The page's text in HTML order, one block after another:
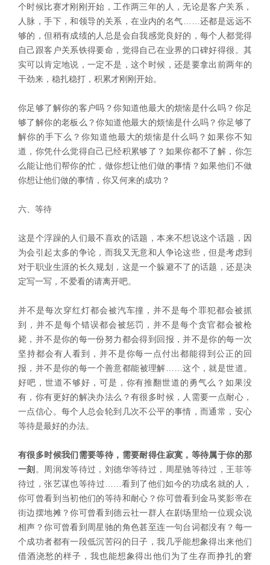
个时候比赛才刚刚开始，工作两三年的人，无论是客户关系，
人脉，手下，和领导的关系，在业内的名气……还都是远远不
够的，但稍有成绩的人总是会自我感觉良好的，每个人都觉得
自己跟客户关系铁得要命，觉得自己在业界的口碑好得很。其
实可以肯定地说，一定不是，这个时候，还是要拿出前两年的
干劲来，稳扎稳打，积累才刚刚开始。
你足够了解你的客户吗？你知道他最大的烦恼是什么吗？你足
够了解你的老板么？你知道他最大的烦恼是什么吗？你足够了
解你的手下么？你知道他最大的烦恼是什么吗？如果你不知
道，你凭什么觉得自己已经积累够了？如果你都不了解，你怎
么能让他们帮你的忙，做你想让他们做的事情？如果他们不做
你想让他们做的事情，你又何来的成功？
六、等待
这是个浮躁的人们最不喜欢的话题，本来不想说这个话题，因
为会引起太多的争论，而我又无意和人争论这些，但是考虑到
对于职业生涯的长久规划，这是一个躲避不了的话题，还是决
定写一写，不爱看的请离开吧。
并不是每次穿红灯都会被汽车撞，并不是每个罪犯都会被抓
到，并不是每个错误都会被惩罚，并不是每个贪官都会被枪
毙，并不是你的每一份努力都会得到回报，并不是你的每一次
坚持都会有人看到，并不是你每一点付出都能得到公正的回
报，并不是你的每一个善意都能被理解……这个，就是世道。
好吧，世道不够好，可是，你有推翻世道的勇气么？如果没
有，你有更好的解决办法么？有很多时候，人需要一点耐心，
一点信心。每个人总会轮到几次不公平的事情，而通常，安心
等待是最好的办法。
有很多时候我们需要等待，需要耐得住寂寞，等待属于你的那
一刻 。周润发等待过，刘德华等待过，周星驰等待过，王菲等
待过，张艺谋也等待过……看到了他们如今的功成名就的人，
你可曾看到当初他们的等待和耐心？你可曾看到金马奖影帝在
街边摆地摊？你可曾看到德云社一群人在剧场里给一位观众说
相声？你可曾看到周星驰的角色甚至连一句台词都没有？每一
个成功者都有一段低沉苦闷的日子，我几乎能想象得出来他们
借酒浇愁的样子，我也能想象得出他们为了生存而挣扎的窘